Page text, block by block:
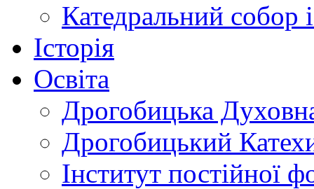
Катедральний собор
Історія
Освіта
Дрогобицька
Дрогобицький
Інститут постійної